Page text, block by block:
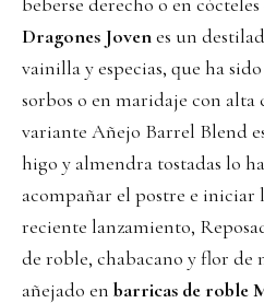
Dragones Jovenes un
vainilla y especias, que ha
sorbos o en maridaje con alta
variante Añejo Barrel Blend
higo y almendra tostadas lo
acompañar el postre e iniciar
reciente lanzamiento,
de roble, chabacano y flor de
añejado en barricas de roble